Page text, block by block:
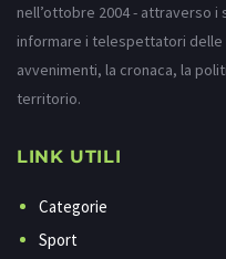
nell’ottobre 2004 - attraverso i
informare i telespettatori delle
avvenimenti, la cronaca, la
territorio.
LINK UTILI
Categorie
Sport